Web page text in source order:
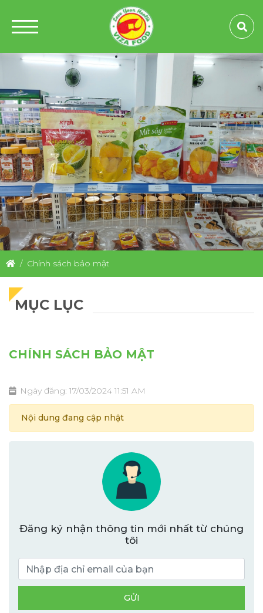
Chính sách bảo mật
MỤC LỤC
CHÍNH SÁCH BẢO MẬT
Ngày đăng: 17/03/2024 11:51 AM
Nội dung đang cập nhật
Đăng ký nhận thông tin mới nhất từ chúng
tôi